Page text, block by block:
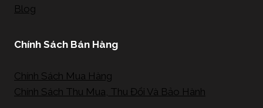
Blog
Chính Sách Bán Hàng
Chính Sách Mua Hàng
Chính Sách Thu Mua, Thu Đổi Và Bảo Hành